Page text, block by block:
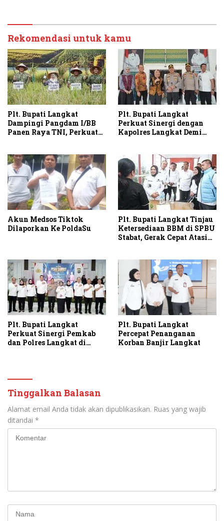
Rekomendasi untuk kamu
Plt. Bupati Langkat
Dampingi Pangdam I/BB
Panen Raya TNI, Perkuat
Plt. Bupati Langkat
Perkuat Sinergi dengan
Kapolres Langkat Demi
Akun Medsos Tiktok
Dilaporkan Ke PoldaSu
Plt. Bupati Langkat Tinjau
Ketersediaan BBM di SPBU
Stabat, Gerak Cepat Atasi
Plt. Bupati Langkat
Perkuat Sinergi Pemkab
dan Polres Langkat di
Plt. Bupati Langkat
Percepat Penanganan
Korban Banjir Langkat
Tinggalkan Balasan
Alamat email Anda tidak akan dipublikasikan. Ruas yang wajib
ditandai *